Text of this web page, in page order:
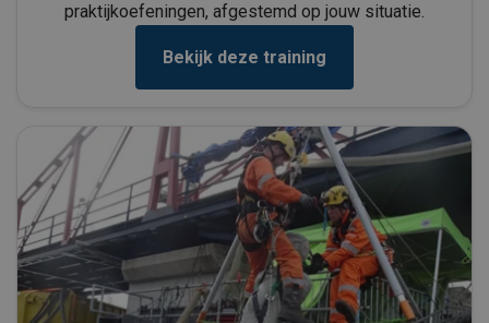
praktijkoefeningen, afgestemd op jouw situatie.
Bekijk deze training